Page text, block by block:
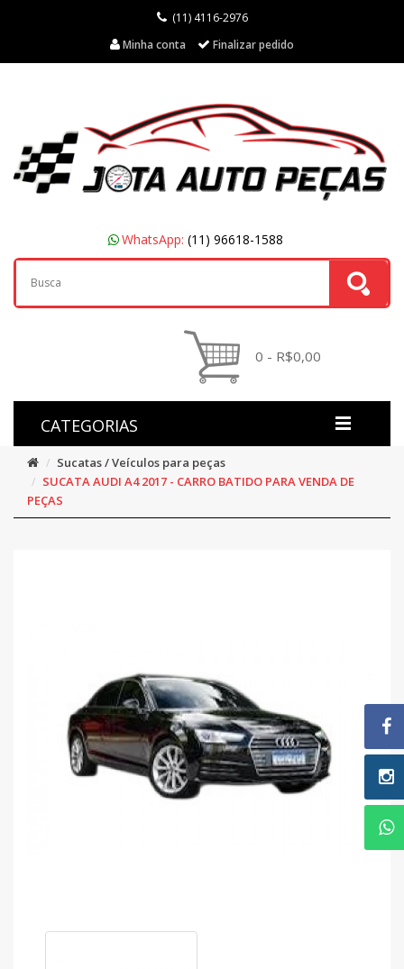
(11) 4116-2976
Minha conta
Finalizar pedido
WhatsApp: (11) 96618-1588
0 - R$0,00
CATEGORIAS
Sucatas / Veículos para peças
SUCATA AUDI A4 2017 - CARRO BATIDO PARA VENDA DE
PEÇAS